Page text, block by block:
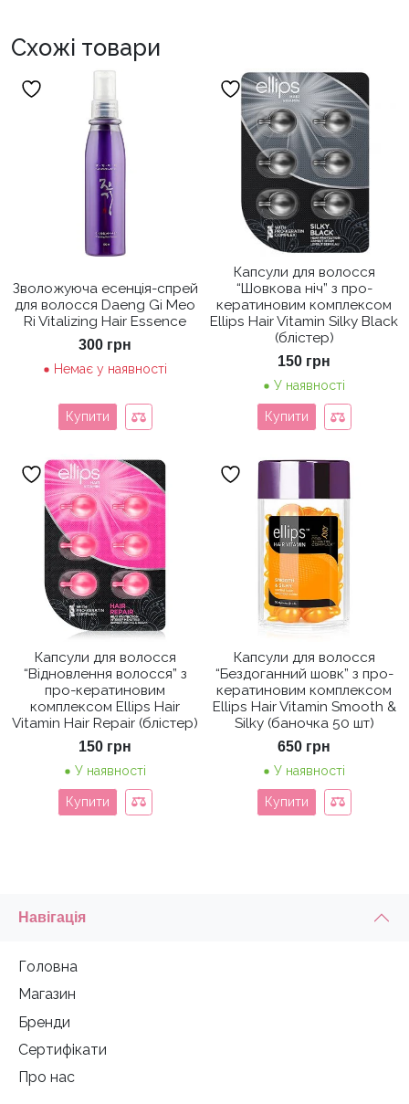
Схожі товари
Зволожуюча есенція-спрей
для волосся Daeng Gi Meo
Ri Vitalizing Hair Essence
300 грн
Немає у наявності
Купити
Капсули для волосся
“Шовкова ніч” з про-
кератиновим комплексом
Ellips Hair Vitamin Silky Black
(блістер)
150 грн
У наявності
Купити
Капсули для волосся
“Відновлення волосся” з
про-кератиновим
комплексом Ellips Hair
Vitamin Hair Repair (блістер)
150 грн
У наявності
Купити
Капсули для волосся
“Бездоганний шовк” з про-
кератиновим комплексом
Ellips Hair Vitamin Smooth &
Silky (баночка 50 шт)
650 грн
У наявності
Купити
Навігація
Головна
Магазин
Бренди
Сертифікати
Про нас